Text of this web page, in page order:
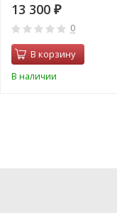
13 300 ₽
0
В корзину
В наличии